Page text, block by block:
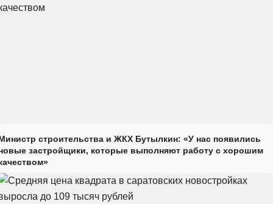
строительства и ЖКХ Бутылкин: «У нас появились
застройщики, которые выполняют работу с хорошим